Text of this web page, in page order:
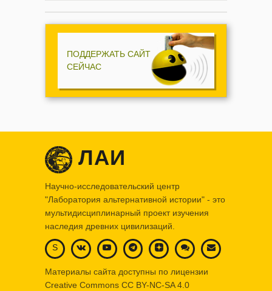
ПОДДЕРЖАТЬ САЙТ
СЕЙЧАС
ЛАИ
Научно-исследовательский центр
"Лаборатория альтернативной истории" - это
мультидисциплинарный проект изучения
наследия древних цивилизаций.
S
Материалы сайта доступны по лицензии
Creative Commons CC BY-NC-SA 4.0